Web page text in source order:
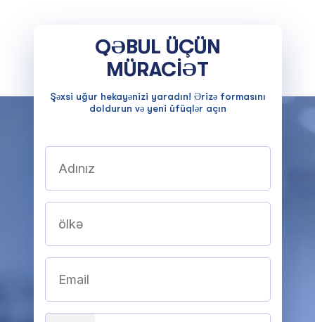
QƏBUL ÜÇÜN
MÜRACİƏT
Şəxsi uğur hekayənizi yaradın! Ərizə formasını
doldurun və yeni üfüqlər açın